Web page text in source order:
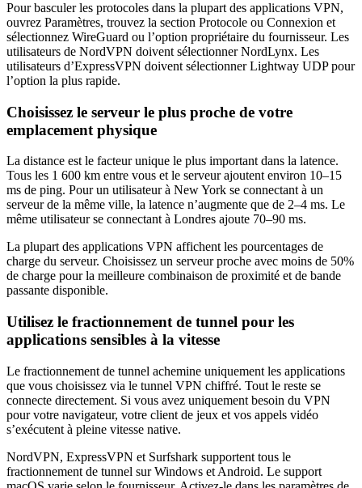
Pour basculer les protocoles dans la plupart des applications VPN,
ouvrez Paramètres, trouvez la section Protocole ou Connexion et
sélectionnez WireGuard ou l’option propriétaire du fournisseur. Les
utilisateurs de NordVPN doivent sélectionner NordLynx. Les
utilisateurs d’ExpressVPN doivent sélectionner Lightway UDP pour
l’option la plus rapide.
Choisissez le serveur le plus proche de votre
emplacement physique
La distance est le facteur unique le plus important dans la latence.
Tous les 1 600 km entre vous et le serveur ajoutent environ 10–15
ms de ping. Pour un utilisateur à New York se connectant à un
serveur de la même ville, la latence n’augmente que de 2–4 ms. Le
même utilisateur se connectant à Londres ajoute 70–90 ms.
La plupart des applications VPN affichent les pourcentages de
charge du serveur. Choisissez un serveur proche avec moins de 50%
de charge pour la meilleure combinaison de proximité et de bande
passante disponible.
Utilisez le fractionnement de tunnel pour les
applications sensibles à la vitesse
Le fractionnement de tunnel achemine uniquement les applications
que vous choisissez via le tunnel VPN chiffré. Tout le reste se
connecte directement. Si vous avez uniquement besoin du VPN
pour votre navigateur, votre client de jeux et vos appels vidéo
s’exécutent à pleine vitesse native.
NordVPN, ExpressVPN et Surfshark supportent tous le
fractionnement de tunnel sur Windows et Android. Le support